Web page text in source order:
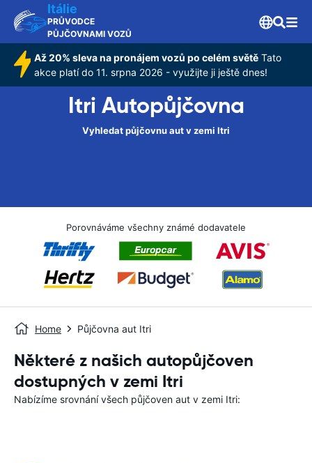
Itálie
PRŮVODCE
PŮJČOVNAMI VOZŮ
Až 20% sleva na pronájem vozů po celém světě Tato
akce platí do 11. srpna 2026 - využijte ji ještě dnes!
Itri Autopůjčovna
Vyhledat půjčovnu aut v zemi Itri
Porovnáváme všechny známé dodavatele
Home Půjčovna aut Itri
Některé z našich autopůjčoven
dostupných v zemi Itri
Nabízíme srovnání všech půjčoven aut v zemi Itri: